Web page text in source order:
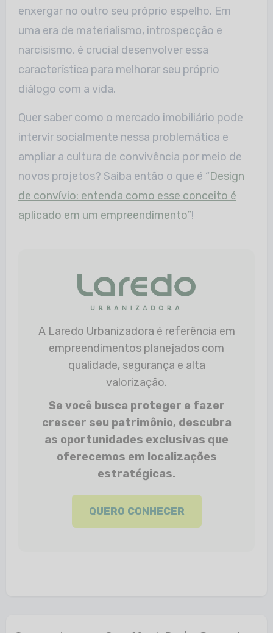
enxergar no outro seu próprio espelho. Em
uma era de materialismo, introspecção e
narcisismo, é crucial desenvolver essa
característica para melhorar seu próprio
diálogo com a vida.
Quer saber como o mercado imobiliário pode
intervir socialmente nessa problemática e
ampliar a cultura de convivência por meio de
novos projetos? Saiba então o que é “Design
de convívio: entenda como esse conceito é
aplicado em um empreendimento”!
A Laredo Urbanizadora é referência em
empreendimentos planejados com
qualidade, segurança e alta
valorização.
Se você busca proteger e fazer
crescer seu patrimônio, descubra
as oportunidades exclusivas que
oferecemos em localizações
estratégicas.
QUERO CONHECER